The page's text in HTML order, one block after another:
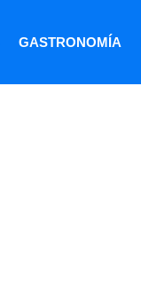
GASTRONOMÍA